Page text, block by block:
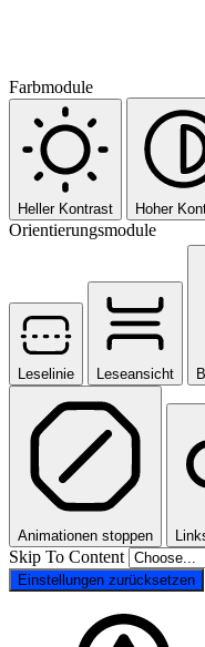
Farbmodule
Heller Kontrast Hoher
Orientierungsmodule
Leselinie Leseansicht
Animationen stoppen
Skip To Content
Einstellungen zurücksetzen